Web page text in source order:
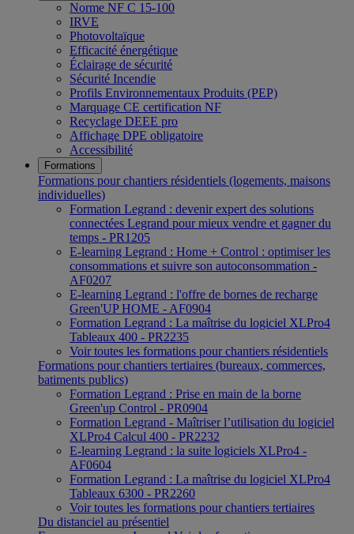
Norme NF C 15-100
IRVE
Photovoltaïque
Efficacité énergétique
Éclairage de sécurité
Sécurité Incendie
Profils Environnementaux Produits (PEP)
Marquage CE certification NF
Recyclage DEEE pro
Affichage DPE obligatoire
Accessibilité
Formations
Formations pour chantiers résidentiels (logements, maisons
individuelles)
Formation Legrand : devenir expert des solutions
connectées Legrand pour mieux vendre et gagner du
temps - PR1205
E-learning Legrand : Home + Control : optimiser les
consommations et suivre son autoconsommation -
AF0207
E-learning Legrand : l'offre de bornes de recharge
Green'UP HOME - AF0904
Formation Legrand : La maîtrise du logiciel XLPro4
Tableaux 400 - PR2235
Voir toutes les formations pour chantiers résidentiels
Formations pour chantiers tertiaires (bureaux, commerces,
batiments publics)
Formation Legrand : Prise en main de la borne
Green'up Control - PR0904
Formation Legrand - Maîtriser l’utilisation du logiciel
XLPro4 Calcul 400 - PR2232
E-learning Legrand : la suite logiciels XLPro4 -
AF0604
Formation Legrand : La maîtrise du logiciel XLPro4
Tableaux 6300 - PR2260
Voir toutes les formations pour chantiers tertiaires
Du distanciel au présentiel